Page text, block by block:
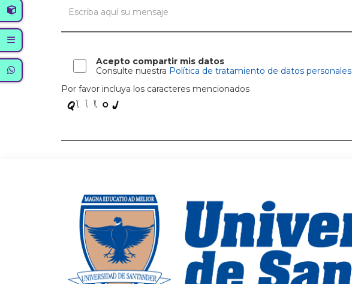
Acepto compartir mis datos
Consulte nuestra Política de tratamiento de datos personales
Por favor incluya los caracteres mencionados